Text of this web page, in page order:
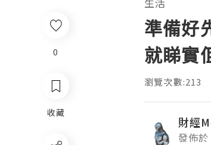
0
收藏
準備好
就睇實
瀏覽次數:213
財經
發佈